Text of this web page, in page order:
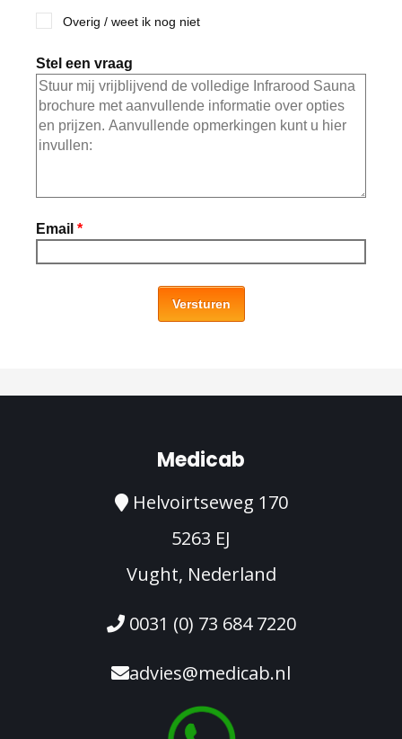
Overig / weet ik nog niet
Stel een vraag
Email *
Versturen
Medicab
Helvoirtseweg 170
5263 EJ
Vught, Nederland
0031 (0) 73 684 7220
advies@medicab.nl